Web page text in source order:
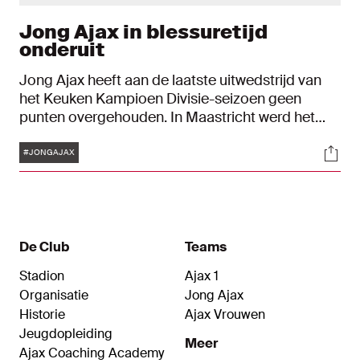
Jong Ajax in blessuretijd
onderuit
Jong Ajax heeft aan de laatste uitwedstrijd van
het Keuken Kampioen Divisie-seizoen geen
punten overgehouden. In Maastricht werd het
minuut. Doelman Paul Reverson behoedde Jong
Ajax eerder nog voor een achterstand door een
Tags
#JONGAJAX
De Club
Stadion
Organisatie
Historie
Jeugdopleiding
Ajax Coaching Academy
Teams
Ajax 1
Jong Ajax
Ajax Vrouwen
Meer